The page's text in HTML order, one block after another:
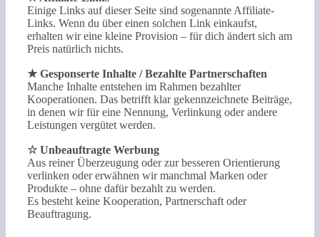
Einige Links auf dieser Seite sind sogenannte Affiliate-
Links. Wenn du über einen solchen Link einkaufst,
erhalten wir eine kleine Provision – für dich ändert sich am
Preis natürlich nichts.
★ Gesponserte Inhalte / Bezahlte Partnerschaften
Manche Inhalte entstehen im Rahmen bezahlter
Kooperationen. Das betrifft klar gekennzeichnete Beiträge,
in denen wir für eine Nennung, Verlinkung oder andere
Leistungen vergütet werden.
☆ Unbeauftragte Werbung
Aus reiner Überzeugung oder zur besseren Orientierung
verlinken oder erwähnen wir manchmal Marken oder
Produkte – ohne dafür bezahlt zu werden.
Es besteht keine Kooperation, Partnerschaft oder
Beauftragung.